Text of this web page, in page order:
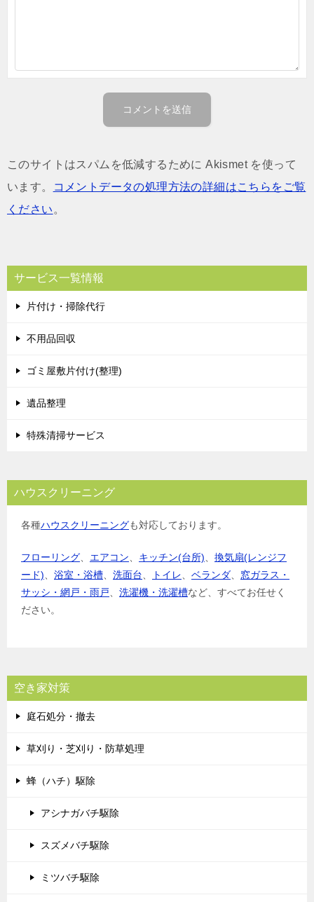
このサイトはスパムを低減するために Akismet を使って
います。
コメントデータの処理方法の詳細はこちらをご覧
ください。
サービス一覧情報
片付け・掃除代行
不用品回収
ゴミ屋敷片付け(整理)
遺品整理
特殊清掃サービス
ハウスクリーニング
各種ハウスクリーニングも対応しております。
フローリング、 エアコン、 キッチン(台所)、 換気扇(レンジフ
ード)、 浴室・浴槽、 洗面台、 トイレ、 ベランダ、 窓ガラス・
サッシ・網戸・雨戸、 洗濯機・洗濯槽など、すべてお任せく
ださい。
空き家対策
庭石処分・撤去
草刈り・芝刈り・防草処理
蜂（ハチ）駆除
アシナガバチ駆除
スズメバチ駆除
ミツバチ駆除